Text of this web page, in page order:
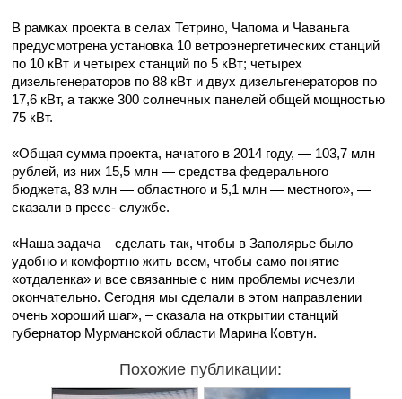
В рамках проекта в селах Тетрино, Чапома и Чаваньга
предусмотрена установка 10 ветроэнергетических станций
по 10 кВт и четырех станций по 5 кВт; четырех
дизельгенераторов по 88 кВт и двух дизельгенераторов по
17,6 кВт, а также 300 солнечных панелей общей мощностью
75 кВт.
«Общая сумма проекта, начатого в 2014 году, — 103,7 млн
рублей, из них 15,5 млн — средства федерального
бюджета, 83 млн — областного и 5,1 млн — местного», —
сказали в пресс- службе.
«Наша задача – сделать так, чтобы в Заполярье было
удобно и комфортно жить всем, чтобы само понятие
«отдаленка» и все связанные с ним проблемы исчезли
окончательно. Сегодня мы сделали в этом направлении
очень хороший шаг», – сказала на открытии станций
губернатор Мурманской области Марина Ковтун.
Похожие публикации: